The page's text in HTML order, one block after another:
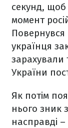
секунд, щоб
момент
Повернувся
українця
зарахували
України
Як потім
нього зник
насправді